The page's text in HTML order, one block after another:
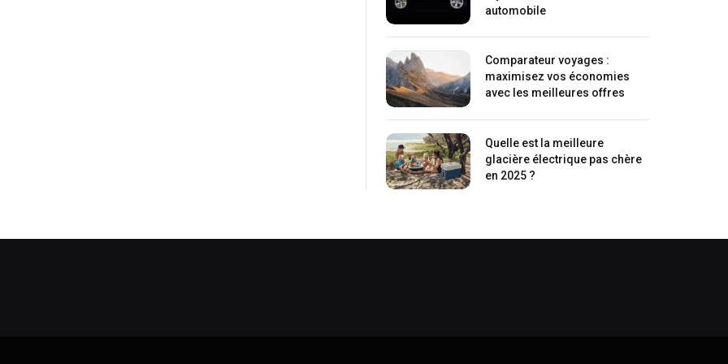
automobile
Comparateur voyages :
maximisez vos économies
avec les meilleures offres
Quelle est la meilleure
glacière électrique pas chère
en 2025 ?